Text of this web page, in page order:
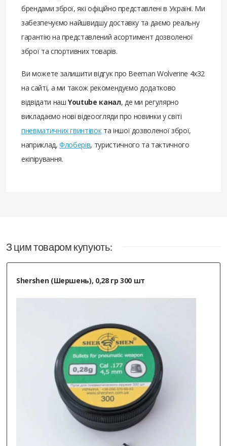
брендами зброї, які офіційно представлені в Україні. Ми
забезпечуємо найшвидшу доставку та даємо реальну
гарантію на представлений асортимент дозволеної
зброї та спортивних товарів.
Ви можете залишити відгук про Beeman Wolverine 4x32
на сайті, а ми також рекомендуємо додатково
відвідати нашYoutube канал, де ми регулярно
викладаємо нові відеоогляди про новинки у світі
пневматичних гвинтівокта іншої дозволеної зброї,
наприклад,Флоберів, туристичного та тактичного
екіпірування.
З цим товаром купують:
Shershen (Шершень), 0,28 гр 300 шт